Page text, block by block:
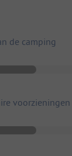
de camping
voorzieningen